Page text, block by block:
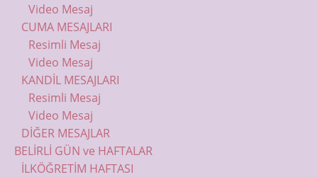
Video Mesaj
CUMA MESAJLARI
Resimli Mesaj
Video Mesaj
KANDİL MESAJLARI
Resimli Mesaj
Video Mesaj
DİĞER MESAJLAR
BELİRLİ GÜN ve HAFTALAR
İLKÖĞRETİM HAFTASI